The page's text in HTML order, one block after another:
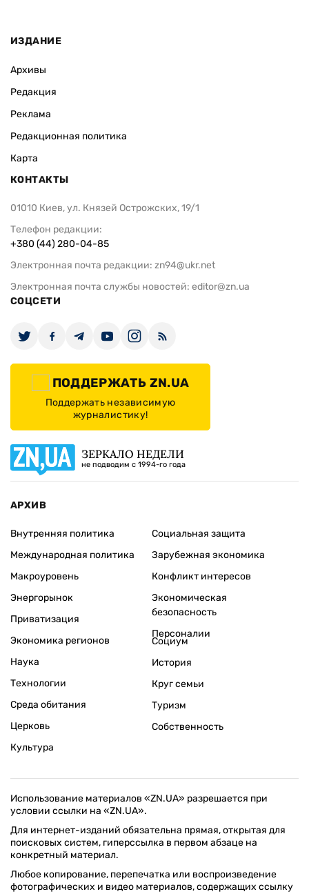
ИЗДАНИЕ
Архивы
Редакция
Реклама
Редакционная политика
Карта
КОНТАКТЫ
01010 Киев, ул. Князей Острожских, 19/1
Телефон редакции:
+380 (44) 280-04-85
Электронная почта редакции: zn94@ukr.net
Электронная почта службы новостей: editor@zn.ua
СОЦСЕТИ
ПОДДЕРЖАТЬ ZN.UA
Поддержать независимую
журналистику!
ЗЕРКАЛО НЕДЕЛИ
не подводим с 1994-го года
АРХИВ
Внутренняя политика
Международная политика
Макроуровень
Энергорынок
Приватизация
Экономика регионов
Социальная защита
Зарубежная экономика
Конфликт интересов
Экономическая
безопасность
Персоналии
Наука
Технологии
Среда обитания
Церковь
Культура
Социум
История
Круг семьи
Туризм
Собственность
Использование материалов «ZN.UA» разрешается при
условии ссылки на «ZN.UA».
Для интернет-изданий обязательна прямая, открытая для
поисковых систем, гиперссылка в первом абзаце на
конкретный материал.
Любое копирование, перепечатка или воспроизведение
фотографических и видео материалов, содержащих ссылку